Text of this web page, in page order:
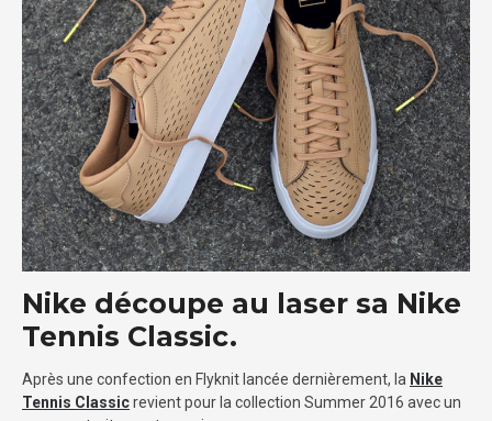
Nike découpe au laser sa Nike
Tennis Classic.
Après une confection en Flyknit lancée dernièrement, la Nike
Tennis Classicrevient pour la collection Summer 2016 avec un